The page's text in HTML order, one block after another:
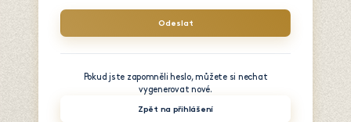
Pokud jste zapomněli heslo, můžete si nechat
vygenerovat nové.
Zpět na přihlášení